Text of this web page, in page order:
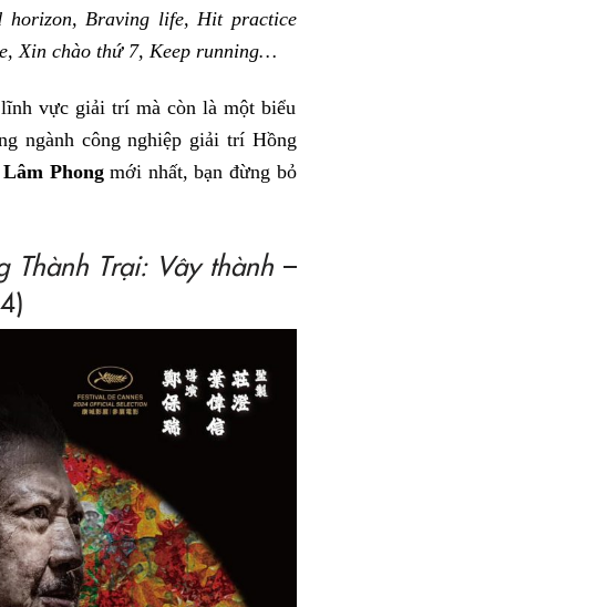
horizon, Braving life, Hit practice
Xin chào thứ 7, Keep running…
vực giải trí mà còn là một biểu
ngành công nghiệp giải trí Hồng
Phongmới nhất, bạn đừng bỏ
Thành Trại: Vây thành –